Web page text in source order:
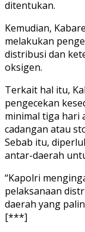
ditentukan.
Kemudian,
melakukan
distribusi dan
oksigen.
Terkait hal itu,
pengecekan
minimal tiga hari
cadangan atau
Sebab itu,
antar-daerah
“Kapolri
pelaksanaan
daerah yang
[***]